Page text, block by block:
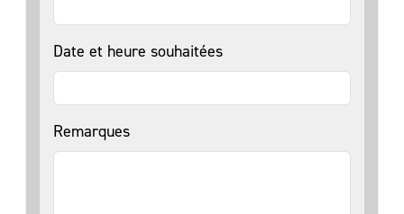
Date et heure souhaitées
Remarques